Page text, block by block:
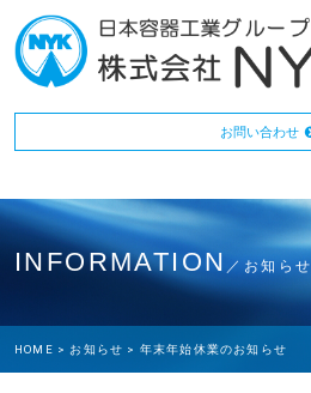
お問い合わせ
INFORMATION ／お知らせ
HOME >お知らせ > 年末年始休業のお知らせ